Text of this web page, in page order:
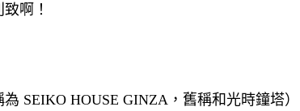
啊！
為 SEIKO HOUSE GINZA，舊稱和光時鐘